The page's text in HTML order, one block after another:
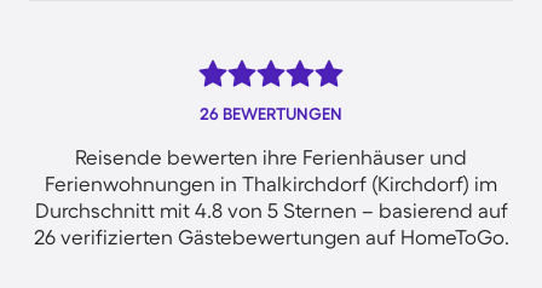
26 BEWERTUNGEN
Reisende bewerten ihre Ferienhäuser und
Ferienwohnungen in Thalkirchdorf (Kirchdorf) im
Durchschnitt mit 4.8 von 5 Sternen – basierend auf
26 verifizierten Gästebewertungen auf HomeToGo.